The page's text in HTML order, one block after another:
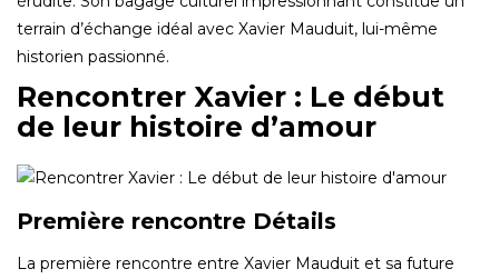
terrain d’échange idéal avec Xavier Mauduit, lui-même
historien passionné.
Rencontrer Xavier : Le début
de leur histoire d’amour
Première rencontre Détails
La première rencontre entre Xavier Mauduit et sa future